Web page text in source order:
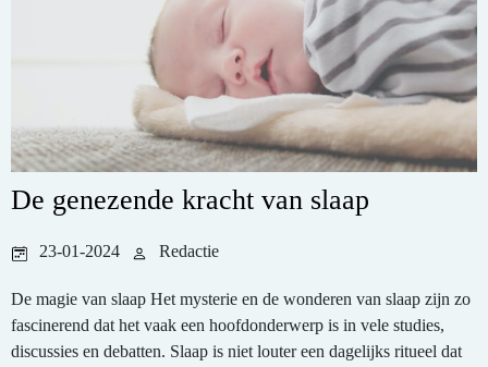
De genezende kracht van slaap
23-01-2024 Redactie
De magie van slaap Het mysterie en de wonderen van slaap zijn zo
fascinerend dat het vaak een hoofdonderwerp is in vele studies,
discussies en debatten. Slaap is niet louter een dagelijks ritueel dat